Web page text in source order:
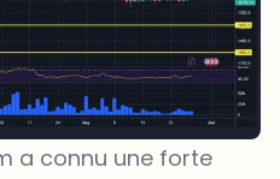
a connu une forte